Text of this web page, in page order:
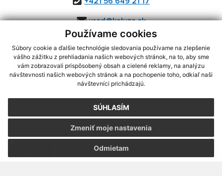
Používame cookies
Súbory cookie a ďalšie technológie sledovania používame na zlepšenie
vášho zážitku z prehliadania našich webových stránok, na to, aby sme
vám zobrazovali prispôsobený obsah a cielené reklamy, na analýzu
návštevnosti našich webových stránok a na pochopenie toho, odkiaľ naši
návštevníci prichádzajú.
SÚHLASÍM
Odmietam
Zmeniť moje nastavenia
urad@kaluza.sk
využite možnosť získavania aktuálnych informácií s využitím RSS
CMS systém (redakčný) systém ECHELON 2,Mapa stránok,web portál
webex.digital, s.r.o.,domény,registrácia domény
Posledná aktualizácia:05.08.2026
Vytlačiť stránku|Vyhlásenie o prístupnosti